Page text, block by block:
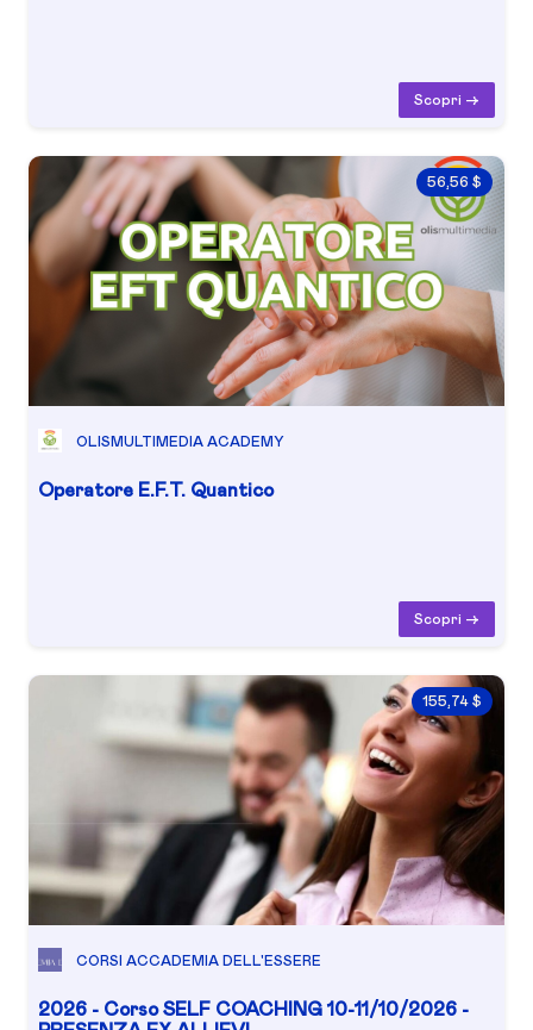
Scopri ->
56,56 $
OLISMULTIMEDIA ACADEMY
Operatore E.F.T. Quantico
Scopri ->
155,74 $
CORSI ACCADEMIA DELL'ESSERE
2026 - Corso SELF COACHING 10-11/10/2026 -